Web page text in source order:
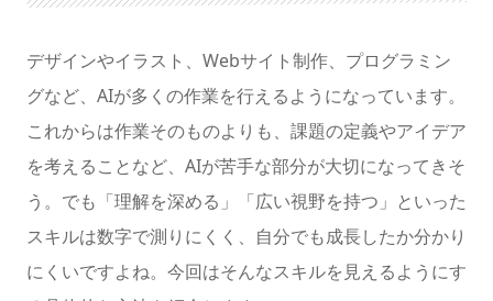
暗くする
デザインやイラスト、Webサイト制作、プログラミン
グなど、AIが多くの作業を行えるようになっています。
これからは作業そのものよりも、課題の定義やアイデア
を考えることなど、AIが苦手な部分が大切になってきそ
う。でも「理解を深める」「広い視野を持つ」といった
スキルは数字で測りにくく、自分でも成長したか分かり
にくいですよね。今回はそんなスキルを見えるようにす